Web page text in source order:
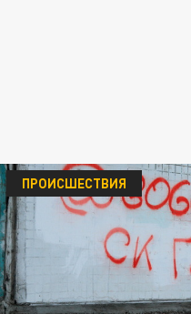
ПРОИСШЕСТВИЯ